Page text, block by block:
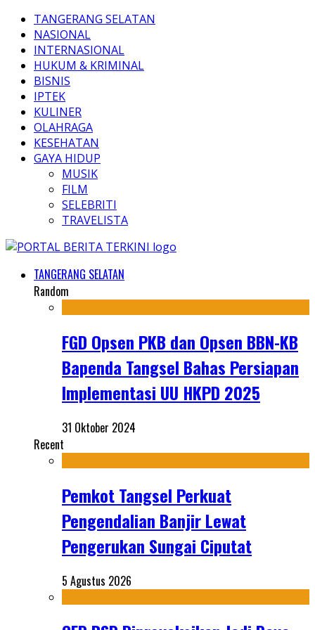
TANGERANG SELATAN
NASIONAL
INTERNASIONAL
HUKUM & KRIMINAL
BISNIS
IPTEK
KULINER
OLAHRAGA
KESEHATAN
GAYA HIDUP
MUSIK
FILM
SELEBRITI
TRAVELISTA
TANGERANG SELATAN
Random
FGD Opsen PKB dan Opsen BBN-KB
Bapenda Tangsel Bahas Persiapan
Implementasi UU HKPD 2025
31 Oktober 2024
Recent
Pemkot Tangsel Perkuat
Pengendalian Banjir Lewat
Pengerukan Sungai Ciputat
5 Agustus 2026